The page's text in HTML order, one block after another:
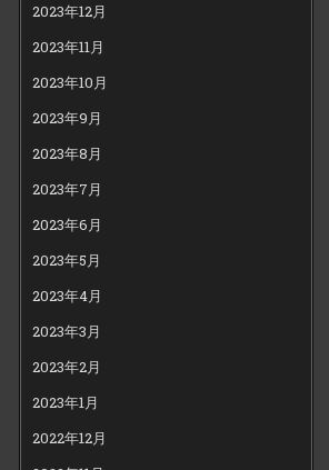
2023年12月
2023年11月
2023年10月
2023年9月
2023年8月
2023年7月
2023年6月
2023年5月
2023年4月
2023年3月
2023年2月
2023年1月
2022年12月